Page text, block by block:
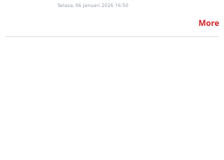
Selasa, 06 Januari 2026 16:50
More